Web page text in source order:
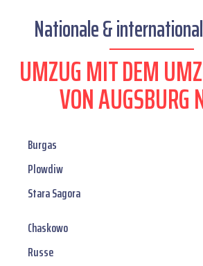
Nationale &
UMZUG MIT DEM
VON AUGSBURG
Burgas
Plowdiw
Stara Sagora
Chaskowo
Russe